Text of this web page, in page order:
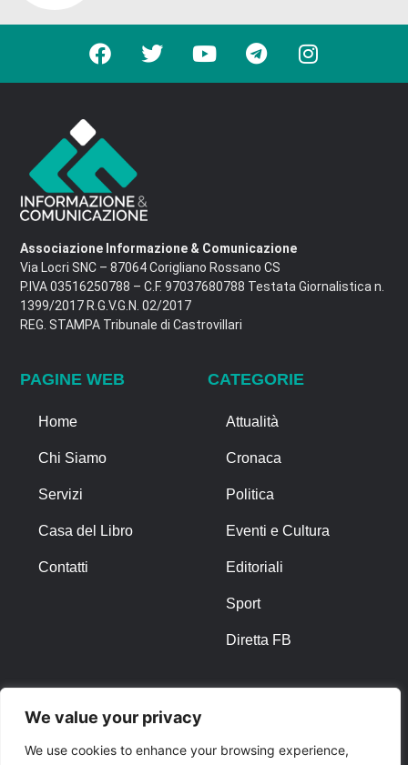
We value your privacy
We use cookies to enhance your browsing experience,
Associazione Informazione & Comunicazione
Via Locri SNC – 87064 Corigliano Rossano CS
P.IVA 03516250788 – C.F. 97037680788 Testata Giornalistica n.
1399/2017 R.G.V.G.N. 02/2017
REG. STAMPA Tribunale di Castrovillari
PAGINE WEB
Home
Chi Siamo
Servizi
Casa del Libro
Contatti
CATEGORIE
Attualità
Cronaca
Politica
Eventi e Cultura
Editoriali
Sport
Diretta FB